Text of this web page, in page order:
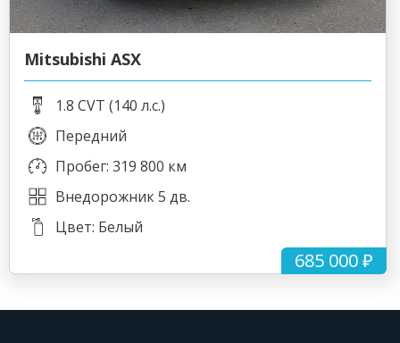
685 000 ₽
Mitsubishi ASX
1.8 CVT (140 л.с.)
Передний
Пробег: 319 800 км
Внедорожник 5 дв.
Цвет: Белый